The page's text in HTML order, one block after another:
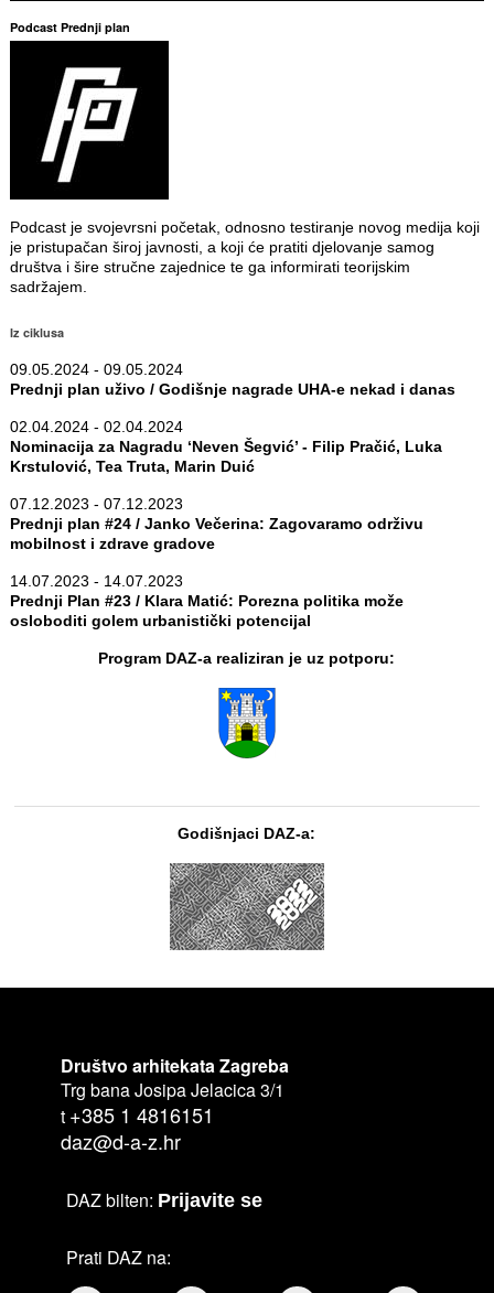
Podcast Prednji plan
Podcast je svojevrsni početak, odnosno testiranje novog medija koji
je pristupačan široj javnosti, a koji će pratiti djelovanje samog
društva i šire stručne zajednice te ga informirati teorijskim
sadržajem.
Iz ciklusa
09.05.2024 - 09.05.2024
Prednji plan uživo / Godišnje nagrade UHA-e nekad i danas
02.04.2024 - 02.04.2024
Nominacija za Nagradu ‘Neven Šegvić’ - Filip Pračić, Luka
Krstulović, Tea Truta, Marin Duić
07.12.2023 - 07.12.2023
Prednji plan #24 / Janko Večerina: Zagovaramo održivu
mobilnost i zdrave gradove
14.07.2023 - 14.07.2023
Prednji Plan #23 / Klara Matić: Porezna politika može
osloboditi golem urbanistički potencijal
Program DAZ-a realiziran je uz potporu:
Godišnjaci DAZ-a:
Društvo arhitekata Zagreba
Trg bana Josipa Jelacica 3/1
t +385 1 4816151
daz@d-a-z.hr
DAZ bilten: Prijavite se
Prati DAZ na: